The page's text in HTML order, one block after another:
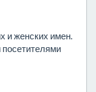
и женских имен.
посетителями